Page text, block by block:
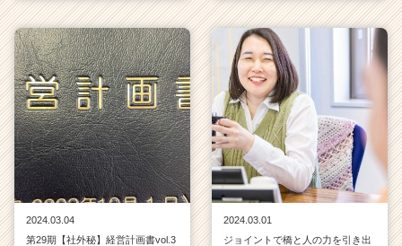
2024.03.04
第29期【社外秘】経営計画書vol.3
2024.03.01
ジョイントで橋と人の力を引き出